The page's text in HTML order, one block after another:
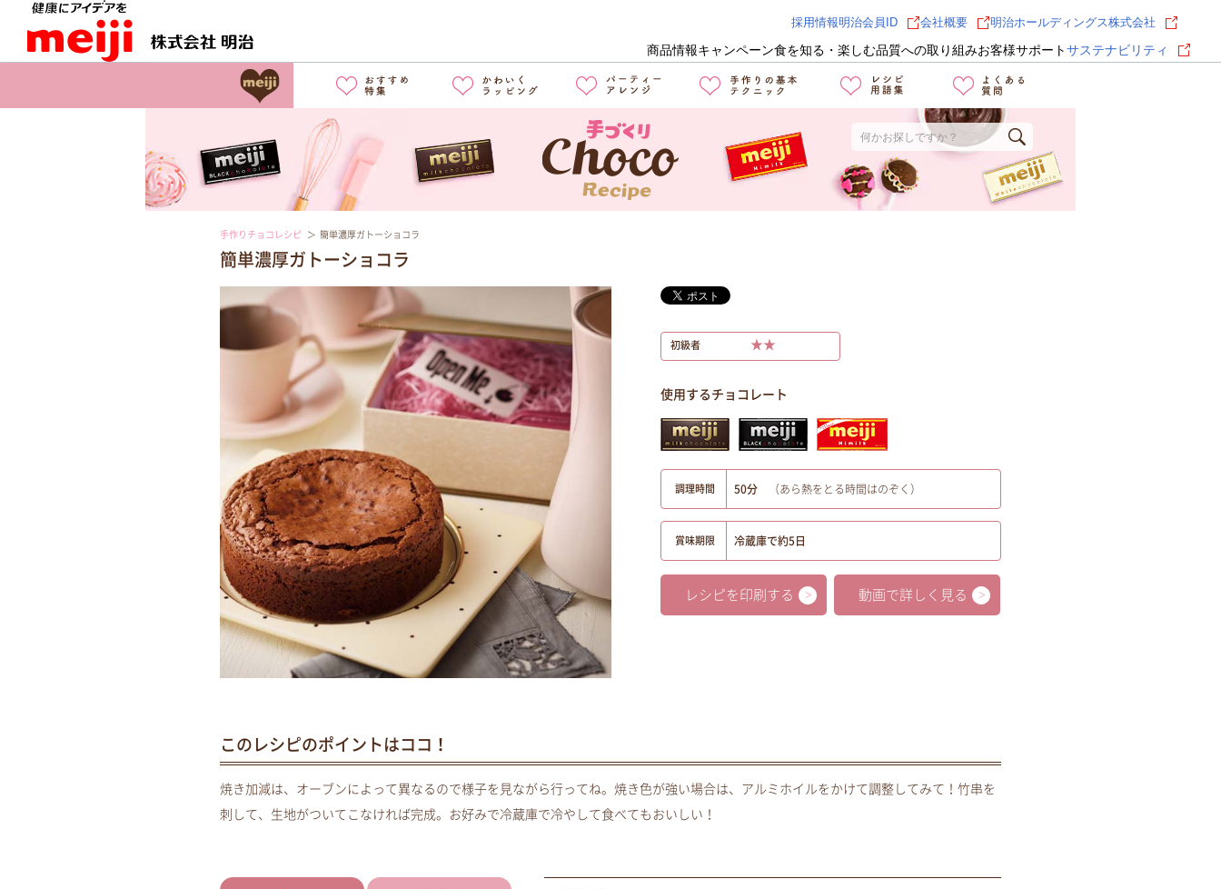
商品情報キャンペーン食を知る・楽しむ品質への取り組みお客様サポートサステナビリティ
採用情報明治会員ID 会社概要 明治ホールディングス株式会社
手作りチョコレシピ 簡単濃厚ガトーショコラ
簡単濃厚ガトーショコラ
初級者 ★★
使用するチョコレート
調理時間 50分 （あら熱をとる時間はのぞく）
賞味期限 冷蔵庫で約5日
レシピを印刷する 動画で詳しく見る
このレシピのポイントはココ！
焼き加減は、オーブンによって異なるので様子を見ながら行ってね。焼き色が強い場合は、アルミホイルをかけて調整してみて！竹串を
刺して、生地がついてこなければ完成。お好みで冷蔵庫で冷やして食べてもおいしい！